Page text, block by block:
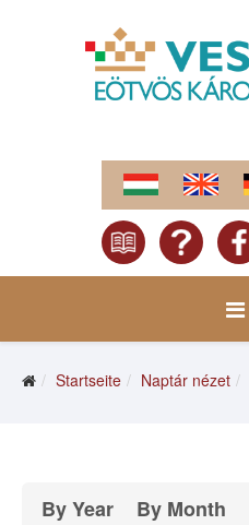
Startseite Naptár nézet
By Year By Month